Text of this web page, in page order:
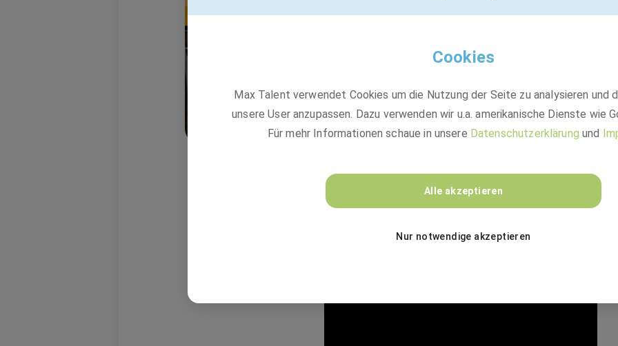
Cookies
Max Talent verwendet Cookies um die Nutzung der Seite zu analysieren und
unsere User anzupassen. Dazu verwenden wir u.a. amerikanische Dienste wie
Für mehr Informationen schaue in unsere Datenschutzerklärung und
Alle akzeptieren
Nur notwendige akzeptieren